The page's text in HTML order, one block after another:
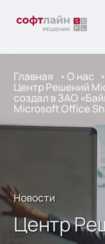
Главная О нас
Центр Решений
создал в ЗАО
Microsoft Office
Новости
Центр